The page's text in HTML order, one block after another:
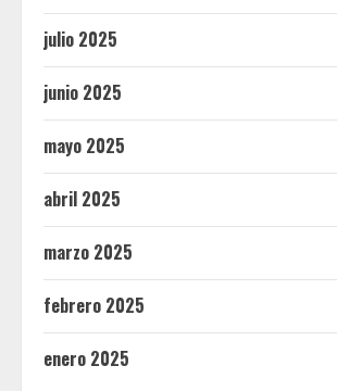
julio 2025
junio 2025
mayo 2025
abril 2025
marzo 2025
febrero 2025
enero 2025